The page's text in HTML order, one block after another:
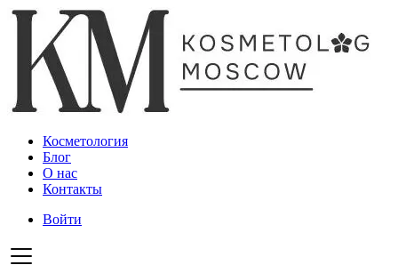
Косметология
Блог
О нас
Контакты
Войти